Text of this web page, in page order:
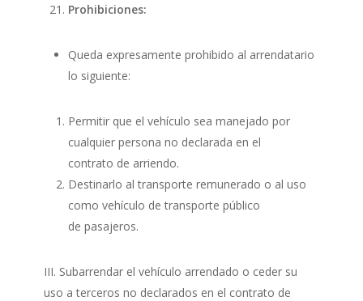
Prohibiciones:
Queda expresamente prohibido al arrendatario
lo siguiente:
Permitir que el vehículo sea manejado por
cualquier persona no declarada en el
contrato de arriendo.
Destinarlo al transporte remunerado o al uso
como vehículo de transporte público
de pasajeros.
III. Subarrendar el vehículo arrendado o ceder su
uso a terceros no declarados en el contrato de